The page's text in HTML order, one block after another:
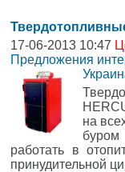
17-06-2013 10:47
Предложения
на
работать в
принудительной